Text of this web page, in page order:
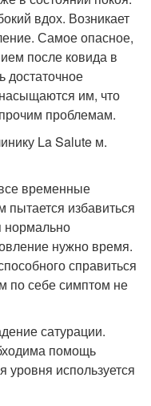
вдох. Возникает
Самое опасное,
после ковида в
достаточное
насыщаются им, что
проблемам.
La Salute м.
временные
избавиться
нормально
нужно время.
справиться
по себе симптом не
сатурации.
помощь
уровня используется